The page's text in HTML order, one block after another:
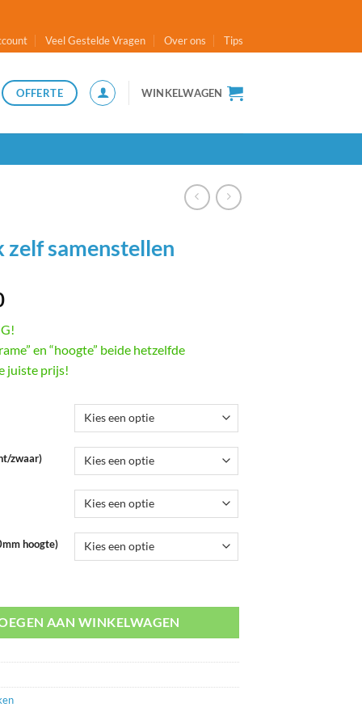
Veel Gestelde Vragen Over ons Tips
OFFERTE WINKELWAGEN
samenstellen
en “hoogte” beide hetzelfde
juiste prijs!
zwaar)
hoogte)
AAN WINKELWAGEN